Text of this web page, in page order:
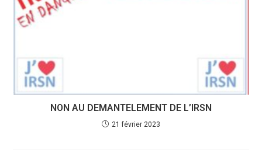
NON AU DEMANTELEMENT DE L’IRSN
21 février 2023